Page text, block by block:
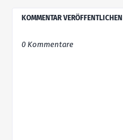
KOMMENTAR VERÖFFENTLICHEN
0 Kommentare